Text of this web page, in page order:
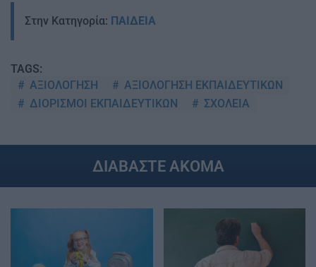
Στην Κατηγορία: ΠΑΙΔΕΙΑ
TAGS:
ΑΞΙΟΛΟΓΗΣΗ
ΑΞΙΟΛΟΓΗΣΗ ΕΚΠΑΙΔΕΥΤΙΚΩΝ
ΔΙΟΡΙΣΜΟΙ ΕΚΠΑΙΔΕΥΤΙΚΩΝ
ΣΧΟΛΕΙΑ
ΔΙΑΒΑΣΤΕ ΑΚΟΜΑ